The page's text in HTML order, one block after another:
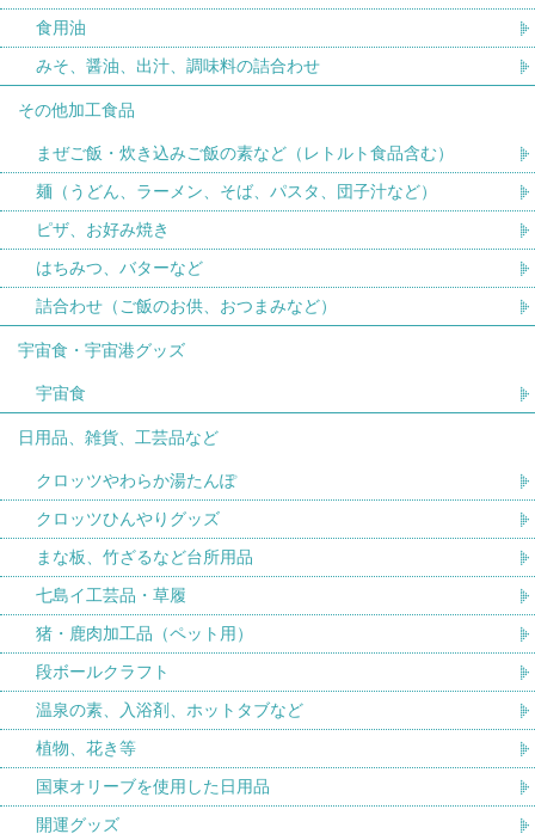
食用油
みそ、醤油、出汁、調味料の詰合わせ
その他加工食品
まぜご飯・炊き込みご飯の素など（レトルト食品含む）
麺（うどん、ラーメン、そば、パスタ、団子汁など）
ピザ、お好み焼き
はちみつ、バターなど
詰合わせ（ご飯のお供、おつまみなど）
宇宙食・宇宙港グッズ
宇宙食
日用品、雑貨、工芸品など
クロッツやわらか湯たんぽ
クロッツひんやりグッズ
まな板、竹ざるなど台所用品
七島イ工芸品・草履
猪・鹿肉加工品（ペット用）
段ボールクラフト
温泉の素、入浴剤、ホットタブなど
植物、花き等
国東オリーブを使用した日用品
開運グッズ